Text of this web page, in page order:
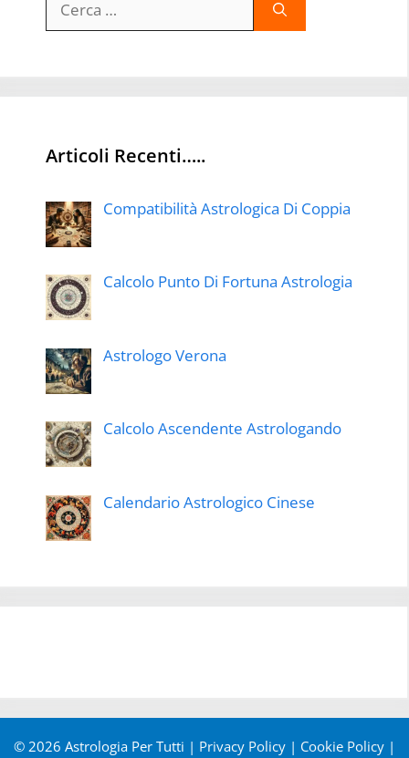
per:
Articoli Recenti…..
Compatibilità Astrologica Di Coppia
Calcolo Punto Di Fortuna Astrologia
Astrologo Verona
Calcolo Ascendente Astrologando
Calendario Astrologico Cinese
© 2026 Astrologia Per Tutti | Privacy Policy | Cookie Policy |